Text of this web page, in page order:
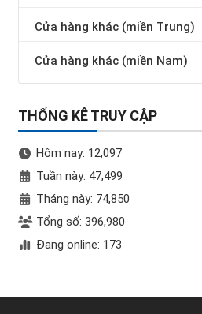
Cửa hàng khác (miền Trung)
Cửa hàng khác (miền Nam)
THỐNG KÊ TRUY CẬP
Hôm nay: 12,097
Tuần này: 47,499
Tháng này: 74,850
Tổng số: 396,980
Đang online: 173